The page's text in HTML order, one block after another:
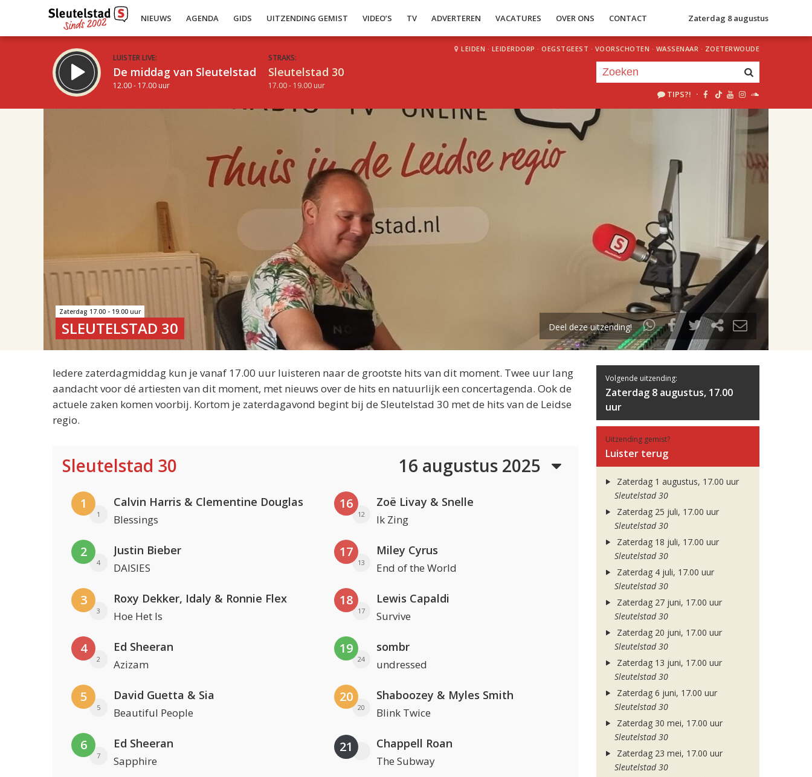
NIEUWS AGENDA GIDS UITZENDING GEMIST VIDEO’S TV ADVERTEREN VACATURES OVER ONS CONTACT Zaterdag 8 augustus
LUISTER LIVE:
De middag van Sleutelstad
12.00 - 17.00 uur
STRAKS:
Sleutelstad 30
17.00 - 19.00 uur
LEIDEN · LEIDERDORP · OEGSTGEEST · VOORSCHOTEN · WASSENAAR · ZOETERWOUDE
TIPS?! ·
uur 1 van 2
Volgend uur
Zaterdag 17.00 - 19.00 uur
SLEUTELSTAD 30 Deel deze uitzending!
Iedere zaterdagmiddag kun je vanaf 17.00 uur luisteren naar de grootste hits van dit moment. Twee uur lang
aandacht voor dé artiesten van dit moment, met nieuws over de hits en natuurlijk een concertagenda. Ook de
actuele zaken komen voorbij. Kortom je zaterdagavond begint bij de Sleutelstad 30 met de hits van de Leidse
regio.
Sleutelstad 30 16 augustus 2025
1
1
Calvin Harris & Clementine Douglas
Blessings
2
4
Justin Bieber
DAISIES
3
3
Roxy Dekker, Idaly & Ronnie Flex
Hoe Het Is
4
2
Ed Sheeran
Azizam
5
5
David Guetta & Sia
Beautiful People
6
7
Ed Sheeran
Sapphire
16
12
Zoë Livay & Snelle
Ik Zing
17
13
Miley Cyrus
End of the World
18
17
Lewis Capaldi
Survive
19
24
sombr
undressed
20
20
Shaboozey & Myles Smith
Blink Twice
21 Chappell Roan
The Subway
Volgende uitzending:
Zaterdag 8 augustus, 17.00
uur
Uitzending gemist?
Luister terug
Zaterdag 1 augustus, 17.00 uur
Sleutelstad 30
Zaterdag 25 juli, 17.00 uur
Sleutelstad 30
Zaterdag 18 juli, 17.00 uur
Sleutelstad 30
Zaterdag 4 juli, 17.00 uur
Sleutelstad 30
Zaterdag 27 juni, 17.00 uur
Sleutelstad 30
Zaterdag 20 juni, 17.00 uur
Sleutelstad 30
Zaterdag 13 juni, 17.00 uur
Sleutelstad 30
Zaterdag 6 juni, 17.00 uur
Sleutelstad 30
Zaterdag 30 mei, 17.00 uur
Sleutelstad 30
Zaterdag 23 mei, 17.00 uur
Sleutelstad 30